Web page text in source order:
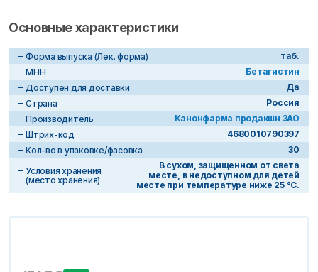
Основные характеристики
Форма выпуска (Лек. форма)
таб.
МНН
Бетагистин
Доступен для доставки
Да
Страна
Россия
Производитель
Канонфарма продакшн ЗАО
Штрих-код
4680010790397
Кол-во в упаковке/фасовка
30
Условия хранения
(место хранения)
В сухом, защищенном от света
месте, в недоступном для детей
месте при температуре ниже 25 °C.